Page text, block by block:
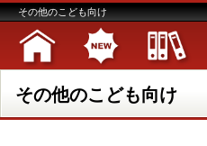
その他のこども向け
その他のこども向け